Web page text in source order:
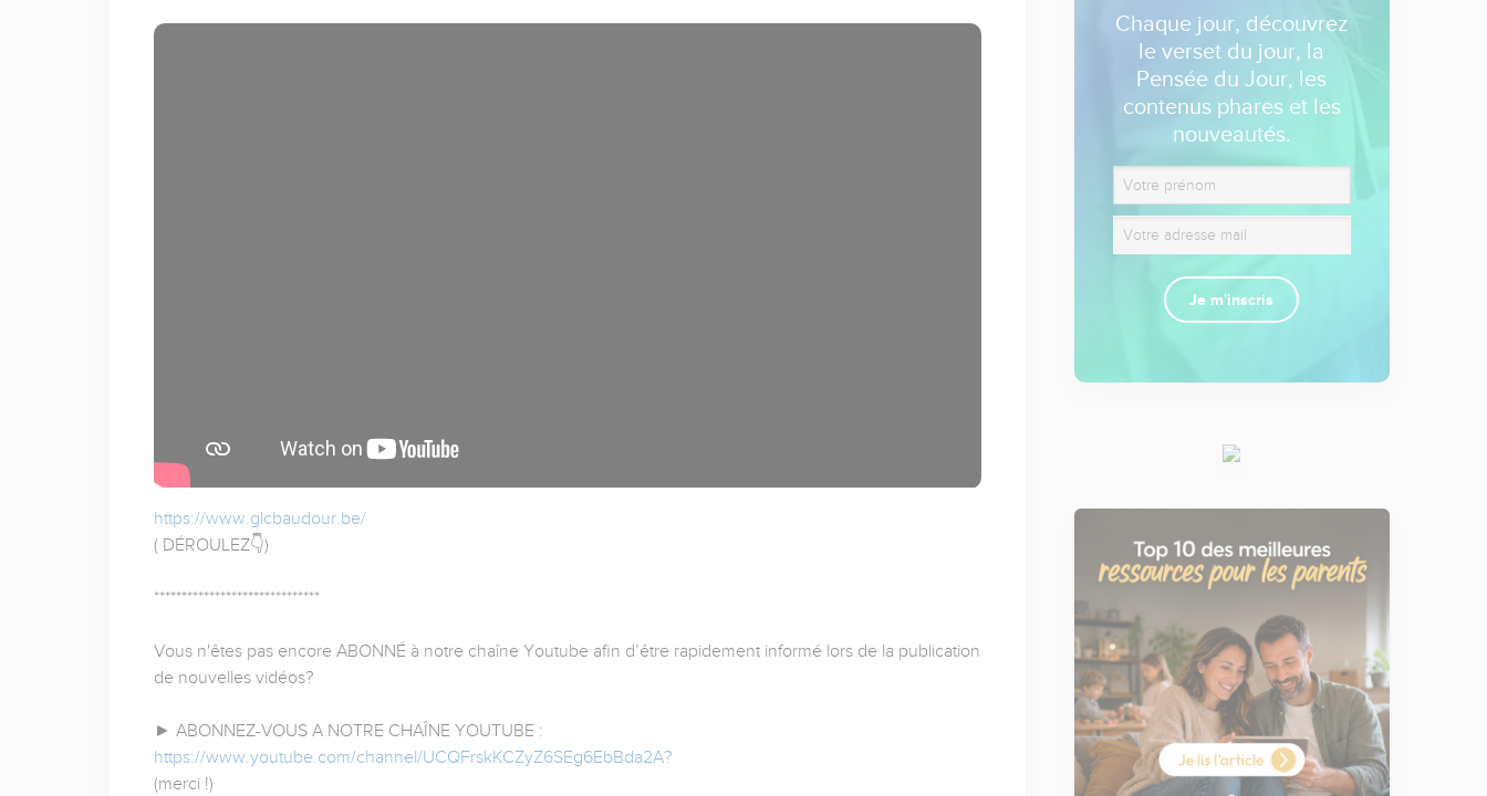
https://www.glcbaudour.be/
( DÉROULEZ👇)
******************************
Vous n'êtes pas encore ABONNÉ à notre chaîne Youtube afin d’être rapidement informé lors de la publication
de nouvelles vidéos?
► ABONNEZ-VOUS A NOTRE CHAÎNE YOUTUBE :
https://www.youtube.com/channel/UCQFrskKCZyZ6SEg6EbBda2A?
(merci !)
Chaque jour, découvrez
le verset du jour, la
Pensée du Jour, les
contenus phares et les
nouveautés.
Je m'inscris